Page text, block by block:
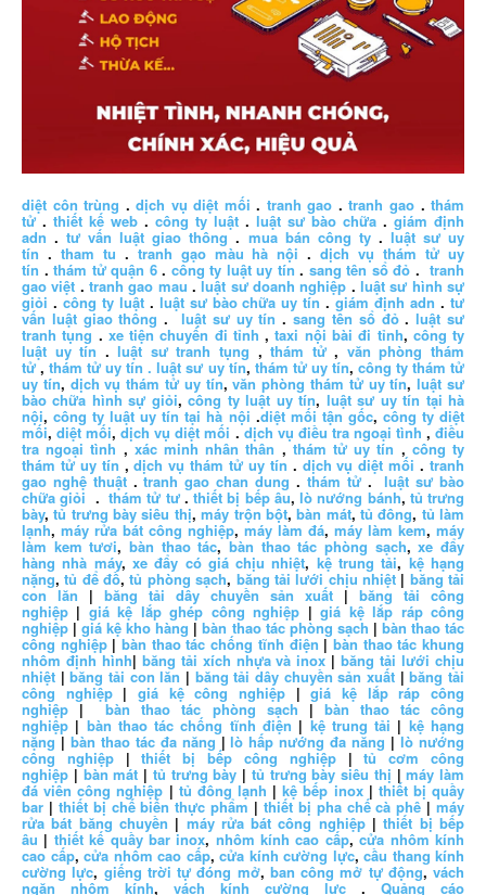
diệt côn trùng .dịch vụ diệt mối . tranh gao .tranh gao .thám
tử . thiết kế web . công ty luật . luật sư bào chữa . giám định
adn .tư vấn luật giao thông . mua bán công ty. luật sư uy
tín . tham tu . tranh gạo màu hà nội .dịch vụ thám tử uy
tín .thám tử quận 6. công ty luật uy tín . sang tên sổ đỏ .tranh
gao việt .tranh gao mau .luật sư doanh nghiệp .luật sư hình sự
giỏi . công ty luật. luật sư bào chữa uy tín .giám định adn .tư
vấn luật giao thông . luật sư uy tín .sang tên sổ đỏ.luật sư
tranh tụng . xe tiện chuyến đi tỉnh ,taxi nội bài đi tỉnh, công ty
luật uy tín .luật sư tranh tụng ,thám tử, văn phòng thám
tử ,thám tử uy tín . luật sư uy tín, thám tử uy tín, công ty thám tử
uy tín, dịch vụ thám tử uy tín,văn phòng thám tử uy tín,luật sư
bào chữa hình sự giỏi,công ty luật uy tín, luật sư uy tín tại hà
nội,công ty luật uy tín tại hà nội .diệt mối tận gốc, công ty diệt
mối,diệt mối,dịch vụ diệt mối . dịch vụ điều tra ngoại tình ,điều
tra ngoại tình , xác minh nhân thân , thám tử uy tín , công ty
thám tử uy tín ,dịch vụ thám tử uy tín . dịch vụ diệt mối .tranh
gao nghệ thuật.tranh gao chan dung . thám tử.luật sư bào
chữa giỏi .thám tử tư.thiết bị bếp âu,lò nướng bánh, tủ trưng
bày,tủ trưng bày siêu thị,máy trộn bột,bàn mát, tủ đông, tủ làm
lạnh, máy rửa bát công nghiệp, máy làm đá, máy làm kem, máy
làm kem tươi,bàn thao tác,bàn thao tác phòng sạch,xe đẩy
hàng nhà máy, xe đẩy có giá chịu nhiệt, kệ trung tải, kệ hạng
nặng,tủ để đồ,tủ phòng sạch, băng tải lưới chịu nhiệt| băng tải
con lăn | băng tải dây chuyền sản xuất | băng tải công
nghiệp | giá kệ lắp ghép công nghiệp |giá kệ lắp ráp công
nghiệp |giá kệ kho hàng |bàn thao tác phòng sạch | bàn thao tác
công nghiệp|bàn thao tác chống tĩnh điện | bàn thao tác khung
nhôm định hình| băng tải xích nhựa và inox |băng tải lưới chịu
nhiệt |băng tải con lăn | băng tải dây chuyền sản xuất |băng tải
công nghiệp|giá kệ công nghiệp |giá kệ lắp ráp công
nghiệp |bàn thao tác phòng sạch | bàn thao tác công
nghiệp | bàn thao tác chống tĩnh điện | kệ trung tải | kệ hạng
nặng | bàn thao tác đa năng |lò hấp nướng đa năng |lò nướng
công nghiệp|thiết bị bếp công nghiệp|tủ cơm công
nghiệp | bàn mát | tủ trưng bày | tủ trưng bày siêu thị |máy làm
đá viên công nghiệp | tủ đông lạnh |kệ bếp inox| thiết bị quầy
bar | thiết bị chế biến thực phẩm | thiết bị pha chế cà phê | máy
rửa bát băng chuyền | máy rửa bát công nghiệp|thiết bị bếp
âu | thiết kế quầy bar inox, nhôm kính cao cấp,cửa nhôm kính
cao cấp, cửa nhôm cao cấp, cửa kính cường lực, cầu thang kính
cường lực, giếng trời tự đóng mở, ban công mở tự động, vách
ngăn nhôm kính, vách kính cường lực . Quảng cáo